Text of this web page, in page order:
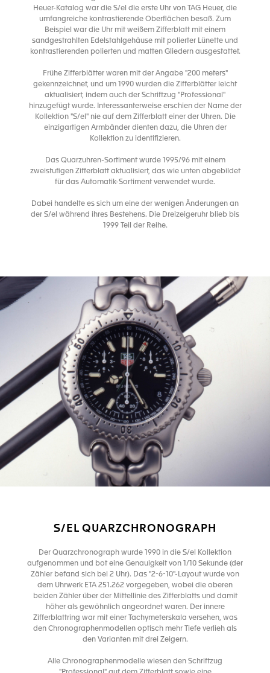
Heuer-Katalog war die S/el die erste Uhr von TAG Heuer, die
umfangreiche kontrastierende Oberflächen besaß. Zum
Beispiel war die Uhr mit weißem Zifferblatt mit einem
sandgestrahlten Edelstahlgehäuse mit polierter Lünette und
kontrastierenden polierten und matten Gliedern ausgestattet.
Frühe Zifferblätter waren mit der Angabe "200 meters"
gekennzeichnet, und um 1990 wurden die Zifferblätter leicht
aktualisiert, indem auch der Schriftzug "Professional"
hinzugefügt wurde. Interessanterweise erschien der Name der
Kollektion "S/el" nie auf dem Zifferblatt einer der Uhren. Die
einzigartigen Armbänder dienten dazu, die Uhren der
Kollektion zu identifizieren.
Das Quarzuhren-Sortiment wurde 1995/96 mit einem
zweistufigen Zifferblatt aktualisiert, das wie unten abgebildet
für das Automatik-Sortiment verwendet wurde.
Dabei handelte es sich um eine der wenigen Änderungen an
der S/el während ihres Bestehens. Die Dreizeigeruhr blieb bis
1999 Teil der Reihe.
S/EL QUARZCHRONOGRAPH
Der Quarzchronograph wurde 1990 in die S/el Kollektion
aufgenommen und bot eine Genauigkeit von 1/10 Sekunde (der
Zähler befand sich bei 2 Uhr). Das "2-6-10"-Layout wurde von
dem Uhrwerk ETA 251.262 vorgegeben, wobei die oberen
beiden Zähler über der Mittellinie des Zifferblatts und damit
höher als gewöhnlich angeordnet waren. Der innere
Zifferblattring war mit einer Tachymeterskala versehen, was
den Chronographenmodellen optisch mehr Tiefe verlieh als
den Varianten mit drei Zeigern.
Alle Chronographenmodelle wiesen den Schriftzug